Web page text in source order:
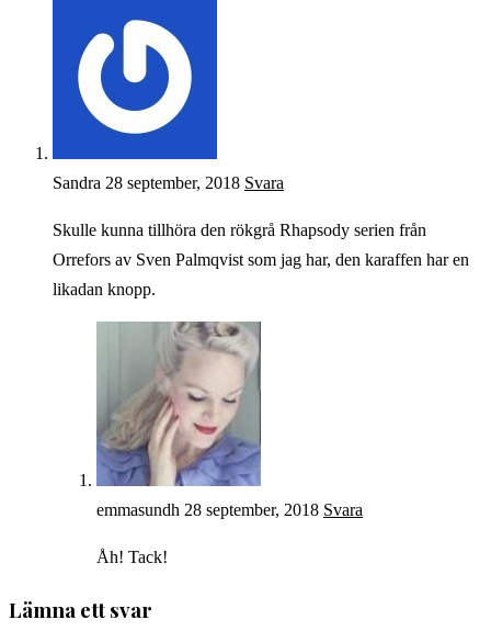
Sandra 28 september, 2018 Svara
Skulle kunna tillhöra den rökgrå Rhapsody serien från
Orrefors av Sven Palmqvist som jag har, den karaffen har en
likadan knopp.
emmasundh 28 september, 2018 Svara
Åh! Tack!
Lämna ett svar